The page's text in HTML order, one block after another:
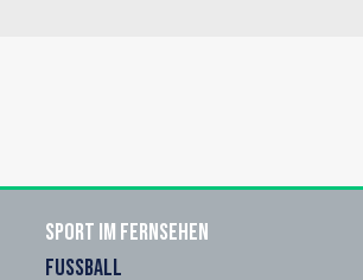
Sport im Fernsehen
FUSSBALL